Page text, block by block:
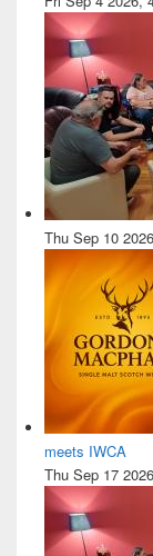
Thu Sep 10
meets IWCA
Thu Sep 17